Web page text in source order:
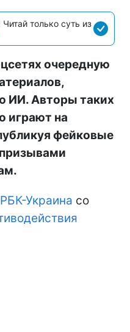
только суть из
очередную
ИИ. Авторы таких
играют на
фейковые
РБК-Украина со